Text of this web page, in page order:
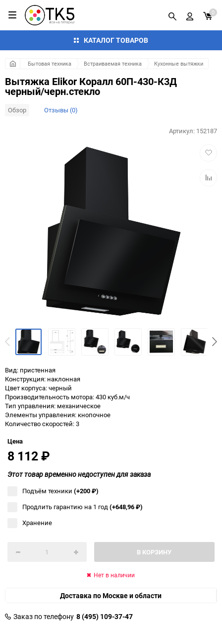
КАТАЛОГ ТОВАРОВ
0
Бытовая техника Встраиваемая техника Кухонные вытяжки
Вытяжка Elikor Коралл 60П-430-К3Д
черный/черн.стекло
Обзор Отзывы (0)
Артикул: 152187
Вид: пристенная
Конструкция: наклонная
Цвет корпуса: черный
Производительность мотора: 430 куб.м/ч
Тип управления: механическое
Элементы управления: кнопочное
Количество скоростей: 3
Цена
8 112₽
Этот товар временно недоступен для заказа
Подъём техники (+200₽)
Продлить гарантию на 1 год(+648,96₽)
Хранение
В КОРЗИНУ
Нет в наличии
Доставка по Москве и области
Заказ по телефону 8 (495) 109-37-47